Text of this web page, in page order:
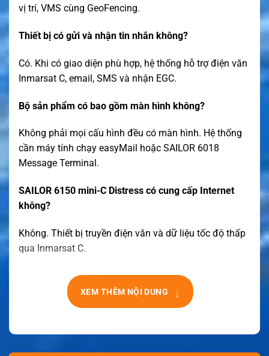
vị trí, VMS cùng GeoFencing.
Thiết bị có gửi và nhận tin nhắn không?
Có. Khi có giao diện phù hợp, hệ thống hỗ trợ điện văn
Inmarsat C, email, SMS và nhận EGC.
Bộ sản phẩm có bao gồm màn hình không?
Không phải mọi cấu hình đều có màn hình. Hệ thống
cần máy tính chạy easyMail hoặc SAILOR 6018
Message Terminal.
SAILOR 6150 mini-C Distress có cung cấp Internet
không?
Không. Thiết bị truyền điện văn và dữ liệu tốc độ thấp
qua Inmarsat C.
XEM THÊM NỘI DUNG ↓